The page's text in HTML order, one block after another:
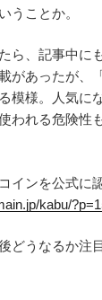
うことか。
ら、記事中に
があったが、
模様。人気に
われる危険性
インを公式に
kabu/
どうなるか注